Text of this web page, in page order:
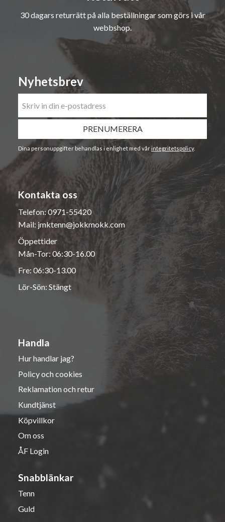
30 dagars returrätt på alla beställningar som görs i vår
webbshop.
Nyhetsbrev
PRENUMERERA
Dina personuppgifter behandlas i enlighet med vårintegritetspolicy.
Kontakta oss
Telefon: 0971-55420
Mail: jmktenn@jokkmokk.com
Öppettider
Mån-Tor: 06:30-16.00
Fre: 06:30-13.00
Lör-Sön: Stängt
Handla
Hur handlar jag?
Policy och cookies
Reklamation och retur
Kundtjänst
Köpvillkor
Om oss
ÅF Login
Snabblänkar
Tenn
Guld